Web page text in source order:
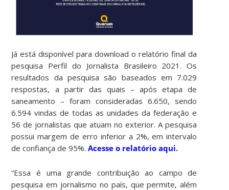
Já está disponível para download o relatório final da
pesquisa Perfil do Jornalista Brasileiro 2021. Os
resultados da pesquisa são baseados em 7.029
respostas, a partir das quais – após etapa de
saneamento – foram consideradas 6.650, sendo
6.594 vindas de todas as unidades da federação e
56 de jornalistas que atuam no exterior. A pesquisa
possui margem de erro inferior a 2%, em intervalo
de confiança de 95%.Acesse o relatório aqui.
“Essa é uma grande contribuição ao campo de
pesquisa em jornalismo no país, que permite, além